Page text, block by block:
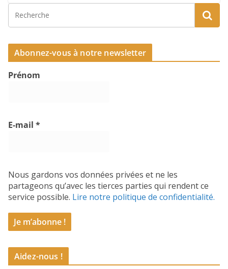
Abonnez-vous à notre newsletter
Prénom
E-mail *
Nous gardons vos données privées et ne les
partageons qu’avec les tierces parties qui rendent ce
service possible. Lire notre politique de confidentialité.
Aidez-nous !